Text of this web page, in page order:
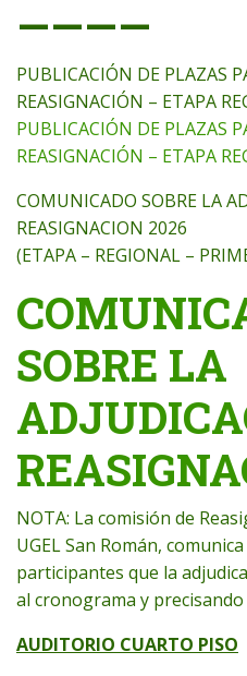
————
PUBLICACIÓN DE PLAZAS
REASIGNACIÓN – ETAPA
PUBLICACIÓN DE PLAZAS
REASIGNACIÓN – ETAPA
COMUNICADO SOBRE LA
REASIGNACION 2026
(ETAPA – REGIONAL –
SOBRE LA
NOTA: La comisión de
UGEL San Román,
participantes que la
al cronograma y
AUDITORIO CUARTO PISO